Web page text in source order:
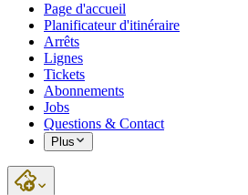
Page d'accueil
Planificateur d'itinéraire
Arrêts
Lignes
Tickets
Abonnements
Jobs
Questions & Contact
Plus